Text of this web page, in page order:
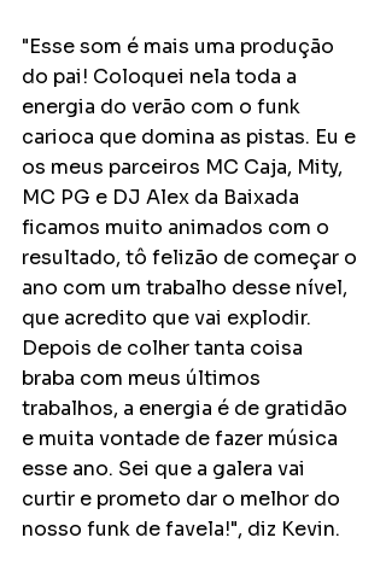
"Esse som é mais uma produção
do pai! Coloquei nela toda a
energia do verão com o funk
carioca que domina as pistas. Eu e
os meus parceiros MC Caja, Mity,
MC PG e DJ Alex da Baixada
ficamos muito animados com o
resultado, tô felizão de começar o
ano com um trabalho desse nível,
que acredito que vai explodir.
Depois de colher tanta coisa
braba com meus últimos
trabalhos, a energia é de gratidão
e muita vontade de fazer música
esse ano. Sei que a galera vai
curtir e prometo dar o melhor do
nosso funk de favela!", diz Kevin.